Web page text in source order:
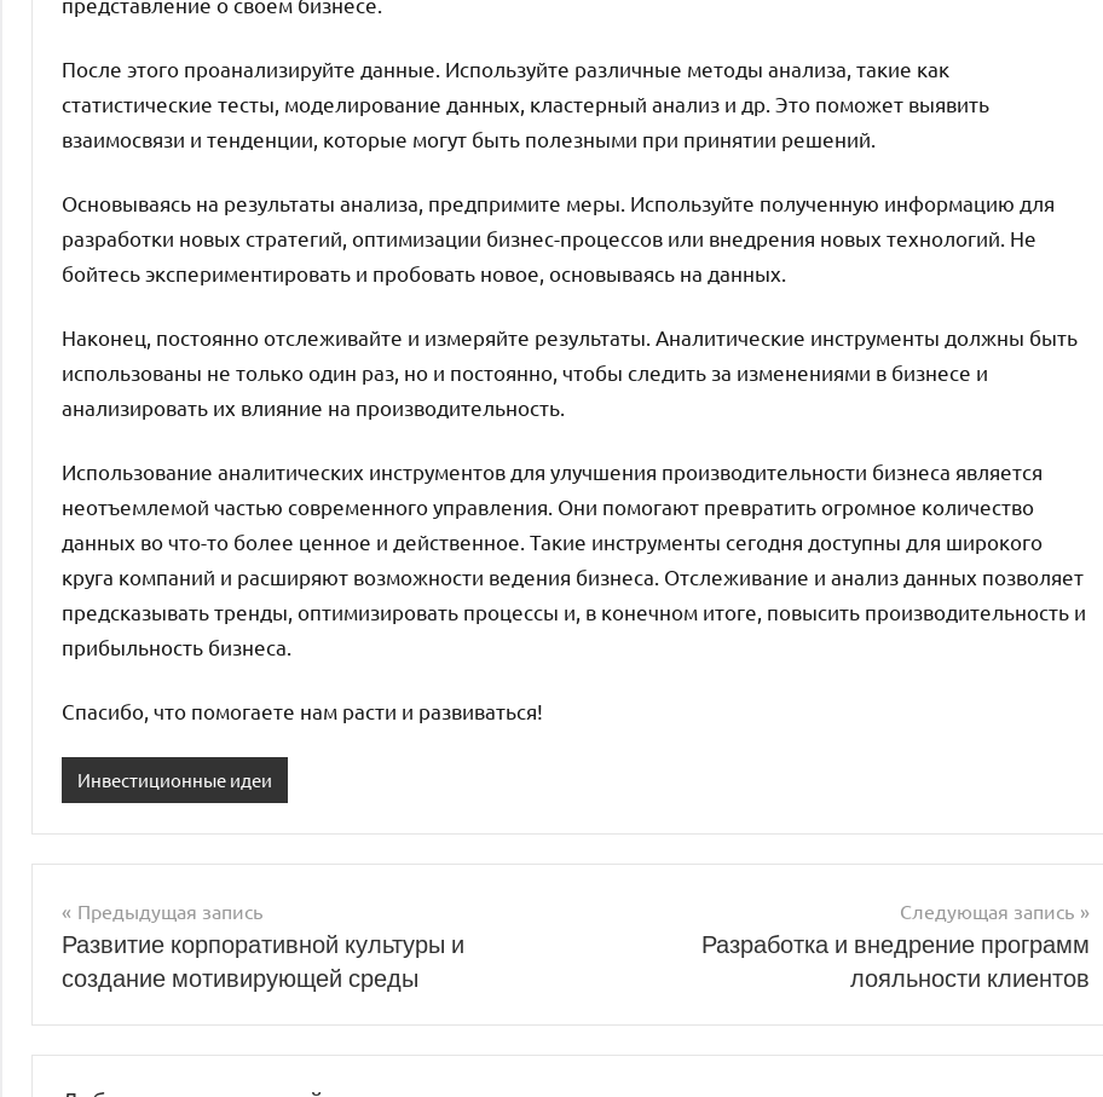
После этого проанализируйте данные. Используйте различные методы анализа, такие как
статистические тесты, моделирование данных, кластерный анализ и др. Это поможет выявить
взаимосвязи и тенденции, которые могут быть полезными при принятии решений.
Основываясь на результаты анализа, предпримите меры. Используйте полученную информацию для
разработки новых стратегий, оптимизации бизнес-процессов или внедрения новых технологий. Не
бойтесь экспериментировать и пробовать новое, основываясь на данных.
Наконец, постоянно отслеживайте и измеряйте результаты. Аналитические инструменты должны быть
использованы не только один раз, но и постоянно, чтобы следить за изменениями в бизнесе и
анализировать их влияние на производительность.
Использование аналитических инструментов для улучшения производительности бизнеса является
неотъемлемой частью современного управления. Они помогают превратить огромное количество
данных во что-то более ценное и действенное. Такие инструменты сегодня доступны для широкого
круга компаний и расширяют возможности ведения бизнеса. Отслеживание и анализ данных позволяет
предсказывать тренды, оптимизировать процессы и, в конечном итоге, повысить производительность и
прибыльность бизнеса.
Спасибо, что помогаете нам расти и развиваться!
Инвестиционные идеи
Навигация
по
записям
Предыдущая запись
Развитие корпоративной культуры и
создание мотивирующей среды
Следующая запись
Разработка и внедрение программ
лояльности клиентов